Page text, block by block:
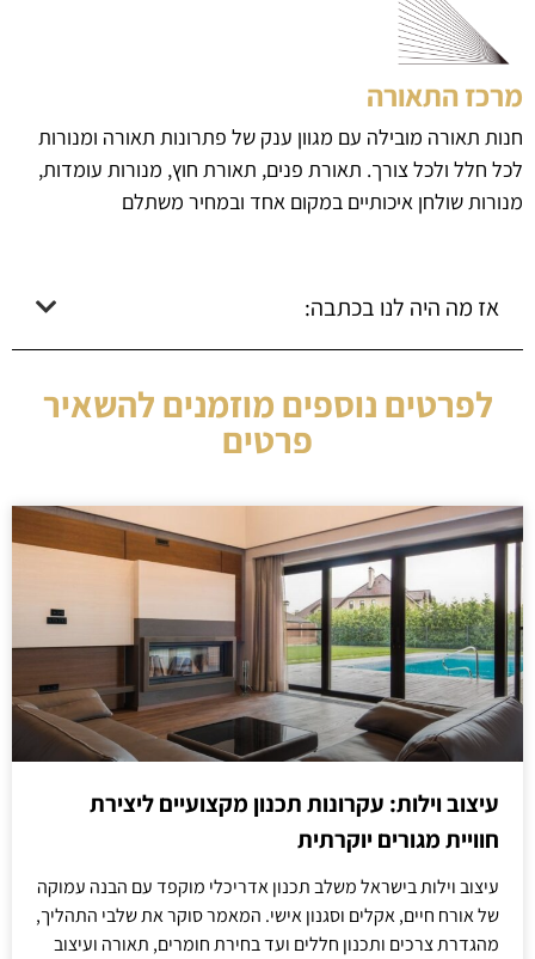
מרכז התאורה
חנות תאורה מובילה עם מגוון ענק של פתרונות תאורה ומנורות
לכל חלל ולכל צורך. תאורת פנים, תאורת חוץ, מנורות עומדות,
מנורות שולחן איכותיים במקום אחד ובמחיר משתלם
אז מה היה לנו בכתבה:
לפרטים נוספים מוזמנים להשאיר
פרטים
עיצוב וילות: עקרונות תכנון מקצועיים ליצירת
חוויית מגורים יוקרתית
עיצוב וילות בישראל משלב תכנון אדריכלי מוקפד עם הבנה עמוקה
של אורח חיים, אקלים וסגנון אישי. המאמר סוקר את שלבי התהליך,
מהגדרת צרכים ותכנון חללים ועד בחירת חומרים, תאורה ועיצוב